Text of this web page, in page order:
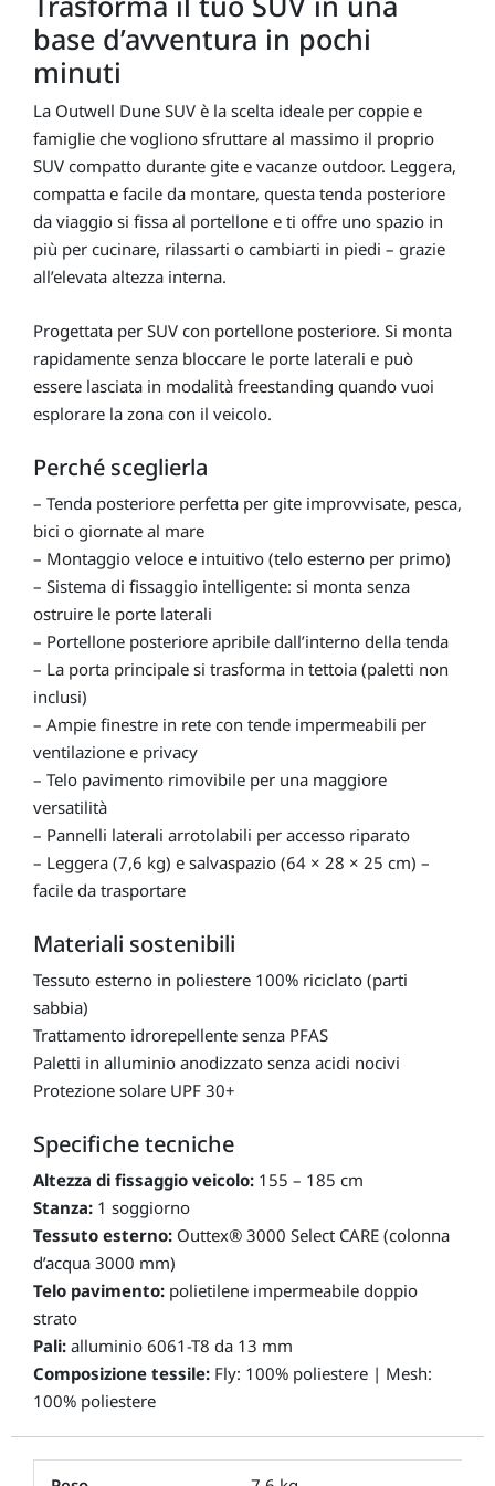
base d’avventura in pochi
minuti
La Outwell Dune SUV è la scelta ideale per coppie e
famiglie che vogliono sfruttare al massimo il proprio
SUV compatto durante gite e vacanze outdoor. Leggera,
compatta e facile da montare, questa tenda posteriore
da viaggio si fissa al portellone e ti offre uno spazio in
più per cucinare, rilassarti o cambiarti in piedi – grazie
all’elevata altezza interna.
Progettata per SUV con portellone posteriore. Si monta
rapidamente senza bloccare le porte laterali e può
essere lasciata in modalità freestanding quando vuoi
esplorare la zona con il veicolo.
Perché sceglierla
– Tenda posteriore perfetta per gite improvvisate, pesca,
bici o giornate al mare
– Montaggio veloce e intuitivo (telo esterno per primo)
– Sistema di fissaggio intelligente: si monta senza
ostruire le porte laterali
– Portellone posteriore apribile dall’interno della tenda
– La porta principale si trasforma in tettoia (paletti non
inclusi)
– Ampie finestre in rete con tende impermeabili per
ventilazione e privacy
– Telo pavimento rimovibile per una maggiore
versatilità
– Pannelli laterali arrotolabili per accesso riparato
– Leggera (7,6 kg) e salvaspazio (64 × 28 × 25 cm) –
facile da trasportare
Materiali sostenibili
Tessuto esterno in poliestere 100% riciclato (parti
sabbia)
Trattamento idrorepellente senza PFAS
Paletti in alluminio anodizzato senza acidi nocivi
Protezione solare UPF 30+
Specifiche tecniche
Altezza di fissaggio veicolo: 155 – 185 cm
Stanza: 1 soggiorno
Tessuto esterno: Outtex® 3000 Select CARE (colonna
d’acqua 3000 mm)
Telo pavimento: polietilene impermeabile doppio
strato
Pali: alluminio 6061-T8 da 13 mm
Composizione tessile: Fly: 100% poliestere | Mesh:
100% poliestere